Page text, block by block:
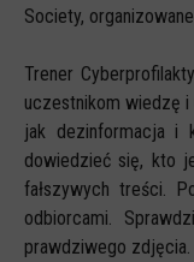
Society,
Trener
uczestnikom wiedzę
jak dezinformacja i
dowiedzieć się, kto
fałszywych treści.
odbiorcami.
prawdziwego
Filmy
Spoty
Audiobooki
Badania i
Gry